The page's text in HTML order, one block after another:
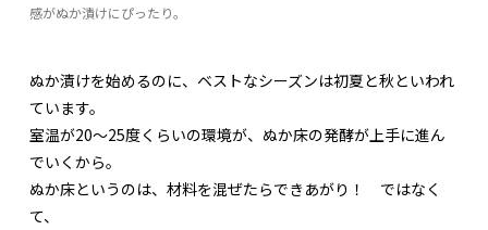
感がぬか漬けにぴったり。
ぬか漬けを始めるのに、ベストなシーズンは初夏と秋といわれ
ています。
室温が20〜25度くらいの環境が、ぬか床の発酵が上手に進ん
でいくから。
ぬか床というのは、材料を混ぜたらできあがり！ ではなく
て、